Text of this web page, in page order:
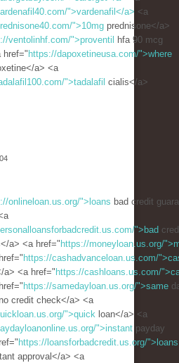
">vardenafil</a> <a
">10mg prednisone</a>
ventolinhf.com/">proventil
hfa 90 mcg
href=" https://dapoxetineusa.com/">where
a> <a
">tadalafil cialis</a>
onlineloan.us.org/">loans bad credit
">bad
a> <a href=" https://moneyloan.us.org/
https://cashadvanceloan.us.com/
a> <a href=" https://cashloans.us.com/
https://samedayloan.us.org/">same
credit check</a> <a
">quick loan</a> <a
">instant payday
https://loansforbadcredit.us.org/">loans
approval</a> <a